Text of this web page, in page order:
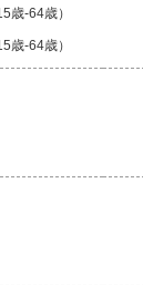
歳-64歳）
歳-64歳）